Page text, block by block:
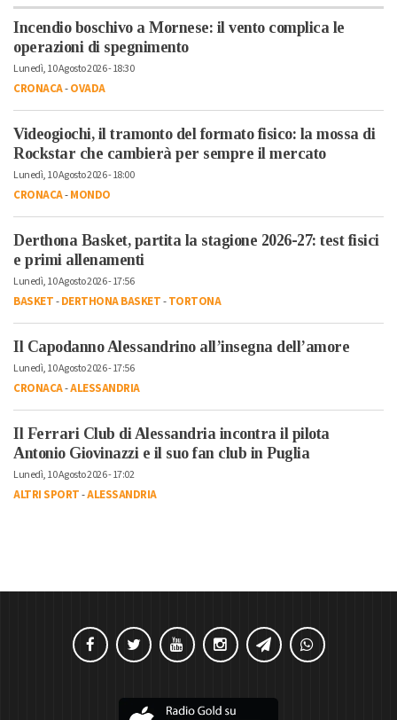
Incendio boschivo a Mornese: il vento complica le
operazioni di spegnimento
Lunedì, 10 Agosto 2026 - 18:30
CRONACA-OVADA
Videogiochi, il tramonto del formato fisico: la mossa di
Rockstar che cambierà per sempre il mercato
Lunedì, 10 Agosto 2026 - 18:00
CRONACA-MONDO
Derthona Basket, partita la stagione 2026-27: test fisici
e primi allenamenti
Lunedì, 10 Agosto 2026 - 17:56
BASKET-DERTHONA BASKET-TORTONA
Il Capodanno Alessandrino all’insegna dell’amore
Lunedì, 10 Agosto 2026 - 17:56
CRONACA-ALESSANDRIA
Il Ferrari Club di Alessandria incontra il pilota
Antonio Giovinazzi e il suo fan club in Puglia
Lunedì, 10 Agosto 2026 - 17:02
ALTRI SPORT-ALESSANDRIA